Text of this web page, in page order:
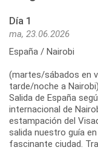
Día 1
ma, 23.06.2026
España / Nairobi
(martes/sábados en
tarde/noche a Nairobi)
Salida de España
internacional de
estampación del
salida nuestro guía
fascinante ciudad.